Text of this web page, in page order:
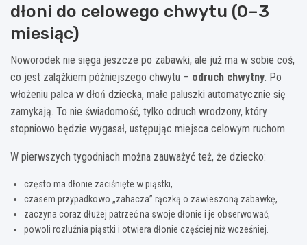
dłoni do celowego chwytu (0–3
miesiąc)
Noworodek nie sięga jeszcze po zabawki, ale już ma w sobie coś,
co jest zalążkiem późniejszego chwytu – odruch chwytny. Po
włożeniu palca w dłoń dziecka, małe paluszki automatycznie się
zamykają. To nie świadomość, tylko odruch wrodzony, który
stopniowo będzie wygasał, ustępując miejsca celowym ruchom.
W pierwszych tygodniach można zauważyć też, że dziecko:
często ma dłonie zaciśnięte w piąstki,
czasem przypadkowo „zahacza” rączką o zawieszoną zabawkę,
zaczyna coraz dłużej patrzeć na swoje dłonie i je obserwować,
powoli rozluźnia piąstki i otwiera dłonie częściej niż wcześniej.